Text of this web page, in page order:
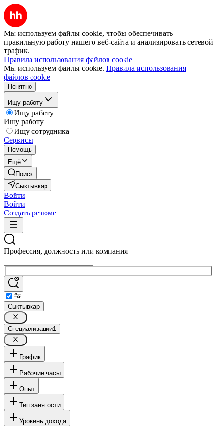
Мы используем файлы cookie, чтобы обеспечивать
правильную работу нашего веб-сайта и анализировать сетевой
трафик.
Правила использования файлов cookie
Мы используем файлы cookie. Правила использования
файлов cookie
Понятно
Ищу работу
Ищу работу
Ищу работу
Ищу сотрудника
Сервисы
Помощь
Ещё
Поиск
Сыктывкар
Войти
Войти
Создать резюме
Профессия, должность или компания
Сыктывкар
Специализации1
График
Рабочие часы
Опыт
Тип занятости
Уровень дохода